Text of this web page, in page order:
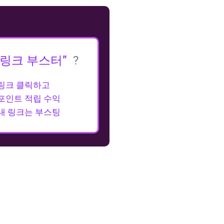
크 부스터” ?
크 클릭하고
인트 적립 수익
링크는 부스팅